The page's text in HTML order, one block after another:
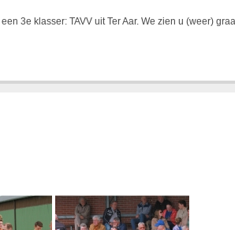
3e klasser: TAVV uit Ter Aar. We zien u (weer)